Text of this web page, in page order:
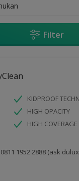
Filter
KIDPROOF
HIGH OPACITY
HIGH COVERAGE
1952 2888 (ask